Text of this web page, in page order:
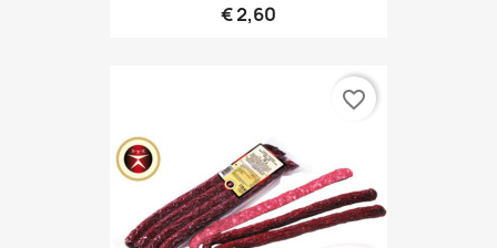
€ 2,60
favorite_border